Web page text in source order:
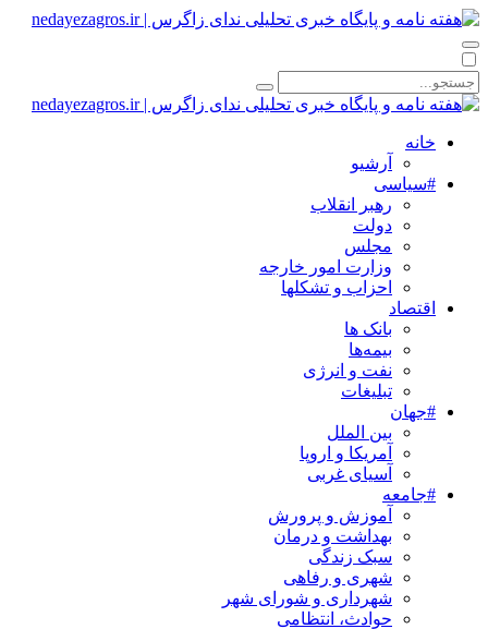
خانه
آرشیو
#سیاسی
رهبر انقلاب
دولت
مجلس
وزارت امور خارجه
احزاب و تشکلها
اقتصاد
بانک ها
بیمه‌ها
نفت و انرژی
تبلیغات
#جهان
بین الملل
آمریکا و اروپا
آسیای غربی
#جامعه
آموزش و پرورش
بهداشت و درمان
سبک زندگی
شهری و رفاهی
شهرداری و شورای شهر
حوادث، انتظامی